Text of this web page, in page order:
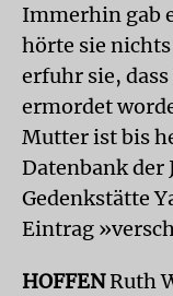
Immerhin gab
hörte sie
erfuhr sie,
ermordet
Mutter ist bis
Datenbank der
Gedenkstätte
Eintrag
HOFFENRuth